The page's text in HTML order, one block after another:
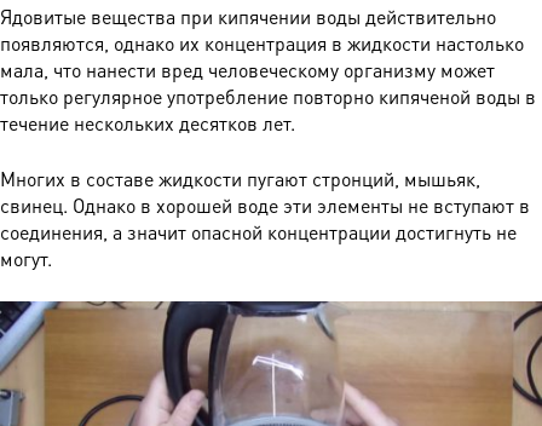
Ядовитые вещества при кипячении воды действительно
появляются, однако их концентрация в жидкости настолько
мала, что нанести вред человеческому организму может
только регулярное употребление повторно кипяченой воды в
течение нескольких десятков лет.
Многих в составе жидкости пугают стронций, мышьяк,
свинец. Однако в хорошей воде эти элементы не вступают в
соединения, а значит опасной концентрации достигнуть не
могут.